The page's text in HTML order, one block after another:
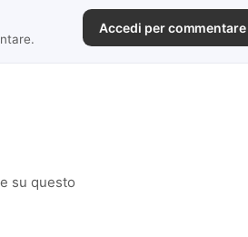
Accedi per commentare
su questo